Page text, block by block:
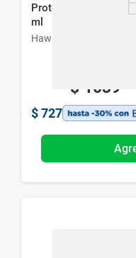
Protector Solar
ml
Hawaiian Tropic
$ 1039
$ 727